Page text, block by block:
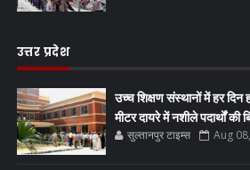
उत्तर प्रदेश
उच्च शिक्षण संस्थानों में हर
मीटर दायरे में नशीले पदार्थों की
सुल्तानपुर टाइम्स Aug